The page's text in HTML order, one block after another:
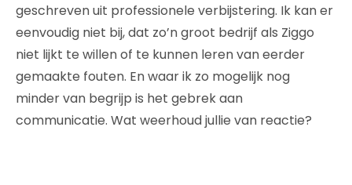
geschreven uit professionele verbijstering. Ik kan er
eenvoudig niet bij, dat zo’n groot bedrijf als Ziggo
niet lijkt te willen of te kunnen leren van eerder
gemaakte fouten. En waar ik zo mogelijk nog
minder van begrijp is het gebrek aan
communicatie. Wat weerhoud jullie van reactie?